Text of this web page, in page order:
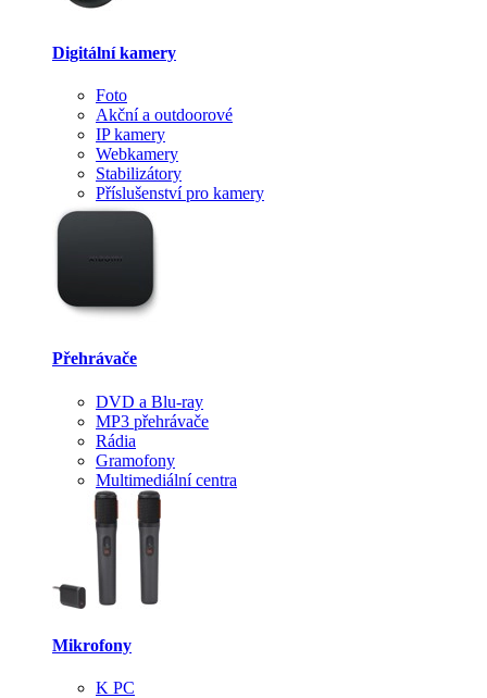
Digitální kamery
Foto
Akční a outdoorové
IP kamery
Webkamery
Stabilizátory
Příslušenství pro kamery
Přehrávače
DVD a Blu-ray
MP3 přehrávače
Rádia
Gramofony
Multimediální centra
Mikrofony
K PC